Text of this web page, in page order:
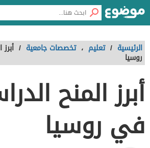
الرئيسية / تعليم ، تخصصات جامعية /
روسيا
أبرز المنح
في روسيا